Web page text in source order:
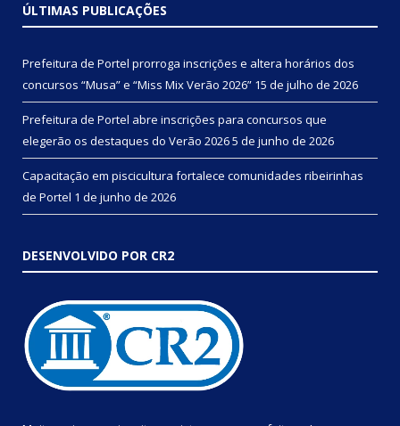
ÚLTIMAS PUBLICAÇÕES
Prefeitura de Portel prorroga inscrições e altera horários dos
concursos “Musa” e “Miss Mix Verão 2026” 15 de julho de 2026
Prefeitura de Portel abre inscrições para concursos que
elegerão os destaques do Verão 20265 de junho de 2026
Capacitação em piscicultura fortalece comunidades ribeirinhas
de Portel 1 de junho de 2026
DESENVOLVIDO POR CR2